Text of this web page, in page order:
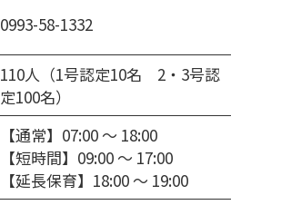
0993-58-1332
110人（1号認定10名 2・3号認
定100名）
【通常】07:00 〜 18:00
【短時間】09:00 〜 17:00
【延長保育】18:00 〜 19:00